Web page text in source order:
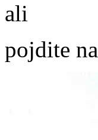
ali
pojdite na